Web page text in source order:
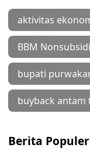
aktivitas
BBM Nonsubsidi
bupati
buyback antam
Berita Populer